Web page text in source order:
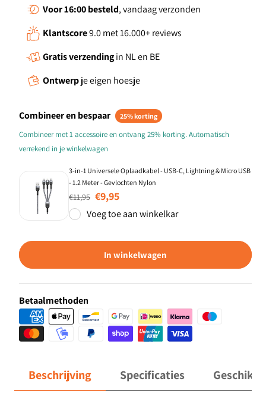
Boekhoesje
Standcase Hoesje
Voor 16:00besteld, vandaag verzonden
Klantscore9.0 met 16.000+ reviews
Gratis verzendingin NL en BE
Ontwerpje eigen hoesje
Combineer en bespaar 25% korting
Combineer met 1 accessoire en ontvang 25% korting. Automatisch
verrekend in je winkelwagen
3-in-1 Universele Oplaadkabel - USB-C, Lightning & Micro USB
- 1.2 Meter - Gevlochten Nylon
Normale prijs
€11,95 Aanbiedingsprijs
€9,95
Voeg toe aan winkelkar
In winkelwagen
Betaalmethoden
Beschrijving Specificaties Geschikt